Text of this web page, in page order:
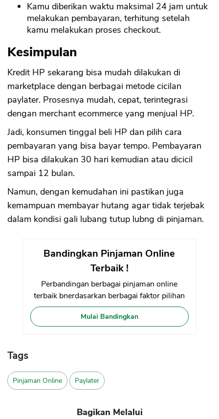
Kamu diberikan waktu maksimal 24 jam untuk
melakukan pembayaran, terhitung setelah
kamu melakukan proses checkout.
Kesimpulan
Kredit HP sekarang bisa mudah dilakukan di
marketplace dengan berbagai metode cicilan
paylater. Prosesnya mudah, cepat, terintegrasi
dengan merchant ecommerce yang menjual HP.
Jadi, konsumen tinggal beli HP dan pilih cara
pembayaran yang bisa bayar tempo. Pembayaran
HP bisa dilakukan 30 hari kemudian atau dicicil
sampai 12 bulan.
Namun, dengan kemudahan ini pastikan juga
kemampuan membayar hutang agar tidak terjebak
dalam kondisi gali lubang tutup lubng di pinjaman.
Bandingkan Pinjaman Online
Terbaik !
Perbandingan berbagai pinjaman online
terbaik bnerdasarkan berbagai faktor pilihan
Mulai Bandingkan
Tags
Pinjaman Online Paylater
Bagikan Melalui